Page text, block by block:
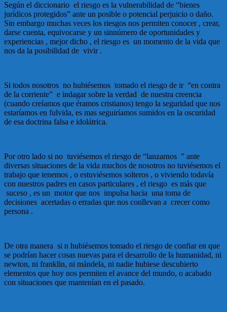
Según el diccionario el riesgo es la vulnerabilidad de “bienes
jurídicos protegidos” ante un posible o potencial perjuicio o daño.
Sin embargo muchas veces los riesgos nos permiten conocer , crear,
darse cuenta, equivocarse y un sinnúmero de oportunidades y
experiencias , mejor dicho , el riesgo es un momento de la vida que
nos da la posibilidad de vivir .
Si todos nosotros no hubiésemos tomado el riesgo de ir “en contra
de la corriente” e indagar sobre la verdad de nuestra creencia
(cuando creíamos que éramos cristianos) tengo la seguridad que nos
estaríamos en fulvida, es mas seguiríamos sumidos en la oscuridad
de esa doctrina falsa e idolátrica.
Por otro lado si no tuviésemos el riesgo de “lanzarnos ” ante
diversas situaciones de la vida muchos de nosotros no tuviésemos el
trabajo que tenemos , o estuviésemos solteros , o viviendo todavía
con nuestros padres en casos particulares , el riesgo es más que
suceso , es un motor que nos impulsa hacia una toma de
decisiones acertadas o erradas que nos conllevan a crecer como
persona .
De otra manera si n hubiésemos tomado el riesgo de confiar en que
se podrían hacer cosas nuevas para el desarrollo de la humanidad, ni
newton, ni franklin, ni mándela, ni nadie hubiese descubierto
elementos que hoy nos permiten el avance del mundo, o acabado
con situaciones que mantenían en el pasado.